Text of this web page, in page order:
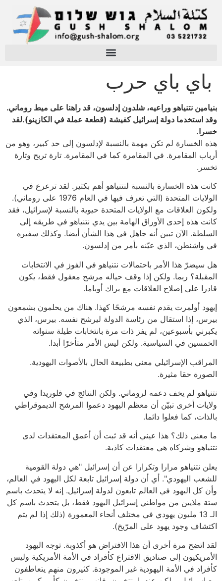
باي باي حرب
بنيامين نتنياهو وراعيه، شلدون إدلسون، قد راهنا على ميط روماني.
وقد استخدما دولة إسرائيل كفيشة (قطعة عملة في الكازينو).لقد
خسرا.
هذه الخسارة لم تكن مهمة بالنسبة لإدلسون إلى حد كبير، وهو من
أرباب المقامرة. في المقامرة كما في المقامرة. تارة تربح وتارة
تخسر.
كانت هذه الخسارة بالنسبة لنتنياهو أهم بكثير. لقد ترعرع في
الولايات المتحدة (التي تعرف فيها في العام 1976 على روماني).
ولكون العلاقات مع الولايات المتحدة حيوية بالنسبة لإسرائيل، فقد
كانت هذه إحدى الأوراق الهامة بين يدي نتنياهو في طريقه إلى
السلطة. الآن تبين أنه جاهل في هذا الشأن أيضا. وكذلك سفيره
في واشنطن، الذي عيّنه بأمر من إدلسون.
هل سيضرّ هذا الأمر باحتمالات نتنياهو في الفوز في الانتخابات
المقبلة؟ ربما. ولكن إذا وقف حياله مرشح معقول فقط، يكون
قادرا على إصلاح العلاقات مع براك أوباما.
إيهود أولمرت يقدم نفسه مرشحًا كهذا. هناك من يحلمون بشمعون
بيرس، إذا استقال من رئاسة الدولة ليرشح نفسه. بيرس، الذي
يكبرني بأسبوعين، لم يفز ذات مرة بانتخابات طيلة سنواته
الخمسين في السياسية. ولكن ليس الأمر متأخرًا أبدا.
المراقب الإسرائيلي معني بطبيعة الحال بالأصوات اليهودية.
الصورة حقا مثيرة.
نتنياهو لم يخف دعمه لروماني. ولكن النتائج في فلوريدا وفي
ولايات أخرى تبيّن أن معظم اليهود دعموا المرشح الديموقراطي
بالذات، كما فعلوا دائما.
ما معنى ذلك؟ هذا عيني أنه قد ثبت أن أعمق المعتقدات لدى
نتنياهو وشركاه هي معتقدات كاذبة.
يعلن نتنياهو مرارا وتكرارا عن أن إسرائيل "هي دولة القومية
للشعب اليهودي". أي أن دولة إسرائيل تابعة لكل اليهود في العالم،
وأن كل اليهود في العالم تابعون لدولة إسرائيل. إنه لا يتحدث باسم
ستة ملايين من مواطني إسرائيل اليهود فقط، بل يتحدث باسم كل
الـ 13 مليون يهودي في مختلف أنحاء المعمورة (ذلك إذا لم يتم
اكتشاف وجود يهود على المرّيخ).
لقد اتضح مرة أخرى أن هذا الافتراض هو أكذوبة. توجه اليهود
الأمريكيون إلى صناديق الاقتراع كأفراد في الأمة الأمريكية وليس
كأفراد في الأمة اليهودية غير الموجودة. كثيرون منهم يتعاطفون